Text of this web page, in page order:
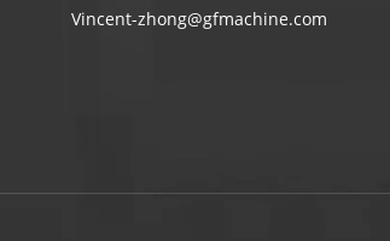
Vincent-zhong@gfmachine.com